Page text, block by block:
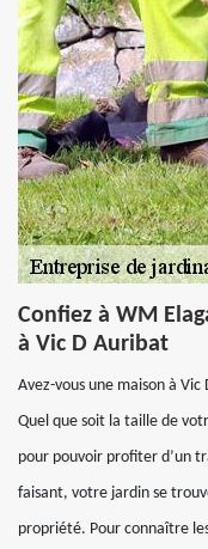
Confiez à WM
à Vic D Auribat
Avez-vous une maison à
Quel que soit la taille de
pour pouvoir profiter d’un
faisant, votre jardin se
propriété. Pour connaître